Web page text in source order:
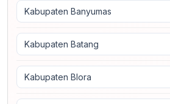
Kabupaten Banyumas
Kabupaten Batang
Kabupaten Blora